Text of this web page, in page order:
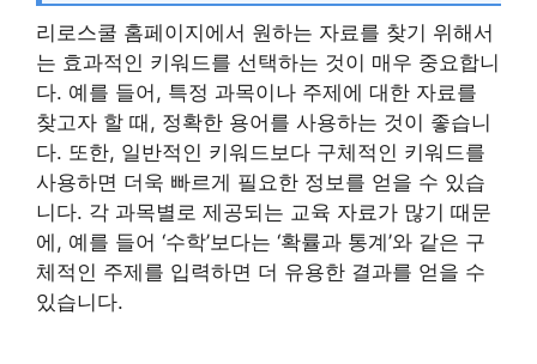
리로스쿨 홈페이지에서 원하는 자료를 찾기 위해서
는 효과적인 키워드를 선택하는 것이 매우 중요합니
다. 예를 들어, 특정 과목이나 주제에 대한 자료를
찾고자 할 때, 정확한 용어를 사용하는 것이 좋습니
다. 또한, 일반적인 키워드보다 구체적인 키워드를
사용하면 더욱 빠르게 필요한 정보를 얻을 수 있습
니다. 각 과목별로 제공되는 교육 자료가 많기 때문
에, 예를 들어 ‘수학’보다는 ‘확률과 통계’와 같은 구
체적인 주제를 입력하면 더 유용한 결과를 얻을 수
있습니다.